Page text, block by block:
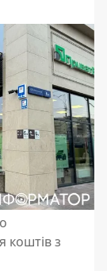
коштів з